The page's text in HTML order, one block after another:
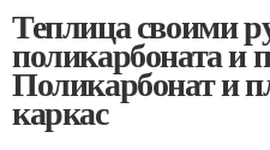
Теплица своими
поликарбоната и
Поликарбонат и
каркас